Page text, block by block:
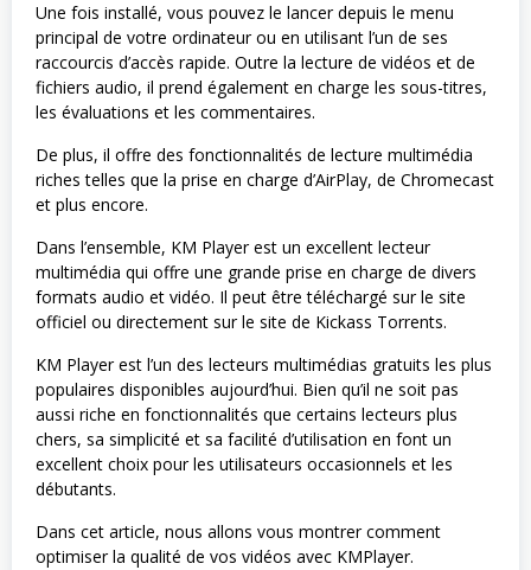
Une fois installé, vous pouvez le lancer depuis le menu
principal de votre ordinateur ou en utilisant l’un de ses
raccourcis d’accès rapide. Outre la lecture de vidéos et de
fichiers audio, il prend également en charge les sous-titres,
les évaluations et les commentaires.
De plus, il offre des fonctionnalités de lecture multimédia
riches telles que la prise en charge d’AirPlay, de Chromecast
et plus encore.
Dans l’ensemble, KM Player est un excellent lecteur
multimédia qui offre une grande prise en charge de divers
formats audio et vidéo. Il peut être téléchargé sur le site
officiel ou directement sur le site de Kickass Torrents.
KM Player est l’un des lecteurs multimédias gratuits les plus
populaires disponibles aujourd’hui. Bien qu’il ne soit pas
aussi riche en fonctionnalités que certains lecteurs plus
chers, sa simplicité et sa facilité d’utilisation en font un
excellent choix pour les utilisateurs occasionnels et les
débutants.
Dans cet article, nous allons vous montrer comment
optimiser la qualité de vos vidéos avec KMPlayer.